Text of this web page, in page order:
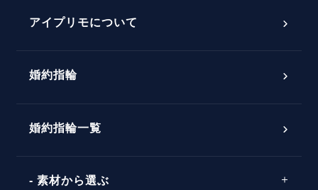
プロポーズアイテム
パーフェクトプロポーズリング
ダイヤモンドの品質とは？
アイプリモについて
婚約指輪
婚約指輪一覧
素材から選ぶ